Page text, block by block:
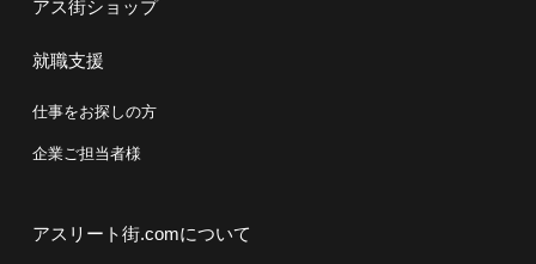
アス街ショップ
就職支援
仕事をお探しの方
企業ご担当者様
アスリート街.comについて